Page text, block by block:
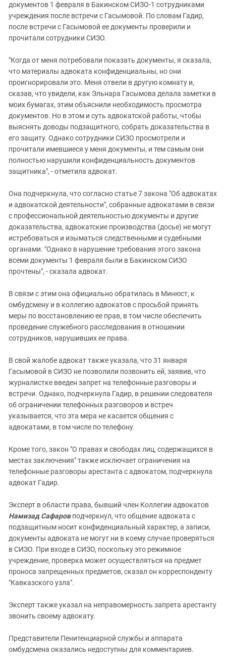
документов 1 февраля в Бакинском СИЗО-1 сотрудниками
учреждения после встречи с Гасымовой. По словам Гадир,
после встречи с Гасымовой ее документы проверили и
прочитали сотрудники СИЗО.
"Когда от меня потребовали показать документы, я сказала,
что материалы адвоката конфиденциальны, но они
проигнорировали это. Меня отвели в другую комнату и,
сказав, что увидели, как Эльнара Гасымова делала заметки в
моих бумагах, этим объяснили необходимость просмотра
документов. Но в этом и суть адвокатской работы, чтобы
выяснять доводы подзащитного, собрать доказательства в
его защиту. Однако сотрудники СИЗО просмотрели и
прочитали имевшиеся у меня документы, и тем самым они
полностью нарушили конфиденциальность документов
защитника", - отметила адвокат.
Она подчеркнула, что согласно статье 7 закона "Об адвокатах
и адвокатской деятельности", собранные адвокатами в связи
с профессиональной деятельностью документы и другие
доказательства, адвокатские производства (досье) не могут
истребоваться и изыматься следственными и судебными
органами. "Однако в нарушение требования этого закона
всеми документы 1 февраля были в Бакинском СИЗО
прочтены", - сказала адвокат.
В связи с этим она официально обратилась в Минюст, к
омбудсмену и в коллегию адвокатов с просьбой принять
меры по восстановлению ее прав, в том числе обеспечить
проведение служебного расследования в отношении
сотрудников, нарушивших ее права.
В свой жалобе адвокат также указала, что 31 января
Гасымовой в СИЗО не позволили позвонить ей, заявив, что
журналистке введен запрет на телефонные разговоры и
встречи. Однако, подчеркнула Гадир, в решении следователя
об ограничении телефонных разговоров и встреч
указывается, что эта мера не касается общения с
адвокатами, в том числе по телефону.
Кроме того, закон "О правах и свободах лиц, содержащихся в
местах заключения" также исключает ограничения на
телефонные разговоры арестанта с адвокатом, подчеркнула
адвокат Гадир.
Эксперт в области права, бывший член Коллегии адвокатов
Намизад Сафаровподчеркнул, что общение адвоката с
подзащитным носит конфиденциальный характер, а записи,
документы адвоката не могут ни в коему случае проверяться
в СИЗО. При входе в СИЗО, поскольку это режимное
учреждение, проверка может осуществляться на предмет
проноса запрещенных предметов, сказал он корреспонденту
"Кавказского узла".
Эксперт также указал на неправомерность запрета арестанту
звонить своему адвокату.
Представители Пенитенциарной службы и аппарата
омбудсмена оказались недоступны для комментариев.